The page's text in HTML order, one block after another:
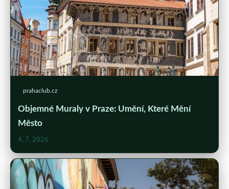
prahaclub.cz
Objemné Muraly v Praze: Umění, Které Mění
Město
4. 7. 2026